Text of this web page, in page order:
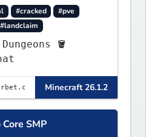
#cracked
#pve
#landclaim
Minecraft 26.1.2
SMP